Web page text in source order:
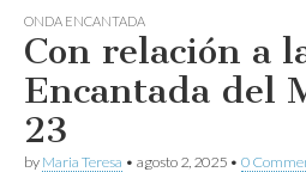
Onda
ONDA ENCANTADA
Con relación a
Encantada del
23
by Maria Teresa • agosto 2, 2025 • 0